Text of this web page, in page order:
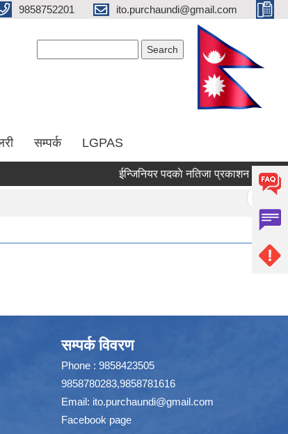
9858752201 ito.purchaundi@gmail.com
सम्पर्क LGPAS
ईन्जिनियर पदकाे नतिजा प्रकाशन सम्बन्धमा ।
सम्पर्क विवरण
Phone : 9858423505
9858780283,9858781616
Email: ito.purchaundi@gmail.com
Facebook page